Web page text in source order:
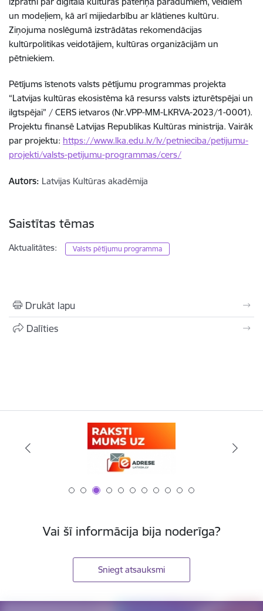
un modeļiem, kā arī mijiedarbību ar klātienes kultūru.
Ziņojuma noslēgumā izstrādātas rekomendācijas
kultūrpolitikas veidotājiem, kultūras organizācijām un
pētniekiem.
Pētījums īstenots valsts pētījumu programmas projekta
“Latvijas kultūras ekosistēma kā resurss valsts izturētspējai un
ilgtspējai” / CERS ietvaros (Nr.VPP-MM-LKRVA-2023/1-0001).
Projektu finansē Latvijas Republikas Kultūras ministrija. Vairāk
par projektu: https://www.lka.edu.lv/lv/petnieciba/petijumu-
projekti/valsts-petijumu-programmas/cers/
Autors: Latvijas Kultūras akadēmija
Saistītas tēmas
Aktualitātes: Valsts pētījumu programma
Drukāt lapu
Dalīties
Vai šī informācija bija noderīga?
Sniegt atsauksmi